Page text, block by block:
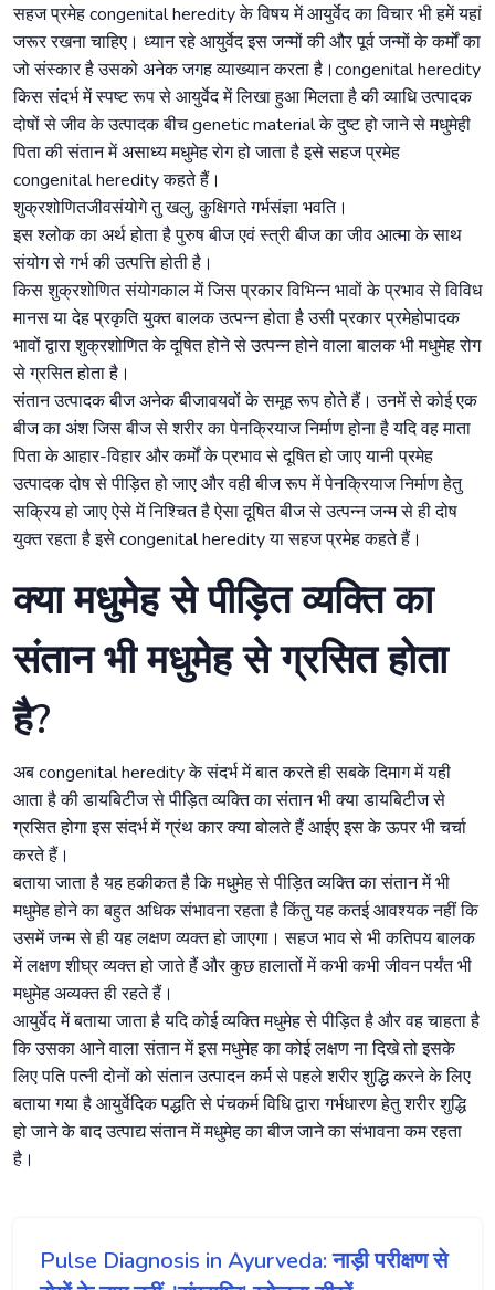
सहज प्रमेह congenital heredity के विषय में आयुर्वेद का विचार भी हमें यहां
जरूर रखना चाहिए। ध्यान रहे आयुर्वेद इस जन्मों की और पूर्व जन्मों के कर्मों का
जो संस्कार है उसको अनेक जगह व्याख्यान करता है।congenital heredity
किस संदर्भ में स्पष्ट रूप से आयुर्वेद में लिखा हुआ मिलता है की व्याधि उत्पादक
दोषों से जीव के उत्पादक बीच genetic material के दुष्ट हो जाने से मधुमेही
पिता की संतान में असाध्य मधुमेह रोग हो जाता है इसे सहज प्रमेह
congenital heredity कहते हैं।
शुक्रशोणितजीवसंयोगे तु खलु, कुक्षिगते गर्भसंज्ञा भवति।
इस श्लोक का अर्थ होता है पुरुष बीज एवं स्त्री बीज का जीव आत्मा के साथ
संयोग से गर्भ की उत्पत्ति होती है।
किस शुक्रशोणित संयोगकाल में जिस प्रकार विभिन्न भावों के प्रभाव से विविध
मानस या देह प्रकृति युक्त बालक उत्पन्न होता है उसी प्रकार प्रमेहोपादक
भावों द्वारा शुक्रशोणित के दूषित होने से उत्पन्न होने वाला बालक भी मधुमेह रोग
से ग्रसित होता है।
संतान उत्पादक बीज अनेक बीजावयवों के समूह रूप होते हैं। उनमें से कोई एक
बीज का अंश जिस बीज से शरीर का पेनक्रियाज निर्माण होना है यदि वह माता
पिता के आहार-विहार और कर्मों के प्रभाव से दूषित हो जाए यानी प्रमेह
उत्पादक दोष से पीड़ित हो जाए और वही बीज रूप में पेनक्रियाज निर्माण हेतु
सक्रिय हो जाए ऐसे में निश्चित है ऐसा दूषित बीज से उत्पन्न जन्म से ही दोष
युक्त रहता है इसे congenital heredity या सहज प्रमेह कहते हैं।
क्या मधुमेह से पीड़ित व्यक्ति का
संतान भी मधुमेह से ग्रसित होता
है?
अब congenital heredity के संदर्भ में बात करते ही सबके दिमाग में यही
आता है की डायबिटीज से पीड़ित व्यक्ति का संतान भी क्या डायबिटीज से
ग्रसित होगा इस संदर्भ में ग्रंथ कार क्या बोलते हैं आईए इस के ऊपर भी चर्चा
करते हैं।
बताया जाता है यह हकीकत है कि मधुमेह से पीड़ित व्यक्ति का संतान में भी
मधुमेह होने का बहुत अधिक संभावना रहता है किंतु यह कतई आवश्यक नहीं कि
उसमें जन्म से ही यह लक्षण व्यक्त हो जाएगा। सहज भाव से भी कतिपय बालक
में लक्षण शीघ्र व्यक्त हो जाते हैं और कुछ हालातों में कभी कभी जीवन पर्यंत भी
मधुमेह अव्यक्त ही रहते हैं।
आयुर्वेद में बताया जाता है यदि कोई व्यक्ति मधुमेह से पीड़ित है और वह चाहता है
कि उसका आने वाला संतान में इस मधुमेह का कोई लक्षण ना दिखे तो इसके
लिए पति पत्नी दोनों को संतान उत्पादन कर्म से पहले शरीर शुद्धि करने के लिए
बताया गया है आयुर्वेदिक पद्धति से पंचकर्म विधि द्वारा गर्भधारण हेतु शरीर शुद्धि
हो जाने के बाद उत्पाद्य संतान में मधुमेह का बीज जाने का संभावना कम रहता
है।
Pulse Diagnosis in Ayurveda: नाड़ी परीक्षण से